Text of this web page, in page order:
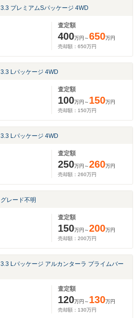
3.3 プレミアムSパッケージ 4WD
査定額
400万円～650万円
売却額： 650万円
3.3 Lパッケージ 4WD
査定額
100万円～ 150万円
売却額： 150万円
3.3 Lパッケージ 4WD
査定額
250万円～260万円
売却額： 260万円
グレード不明
査定額
150万円～200万円
売却額： 200万円
3.3 Lパッケージ アルカンターラ プライムバー
査定額
120万円～ 130万円
売却額： 130万円